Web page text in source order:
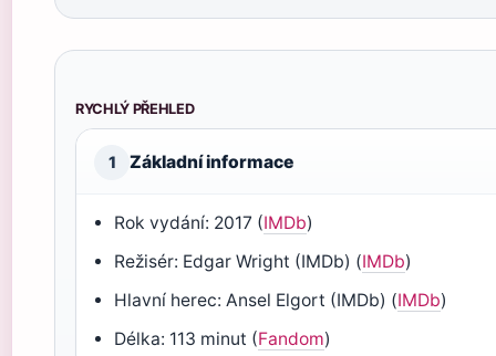
RYCHLÝ PŘEHLED
1 Základní informace
Rok vydání: 2017 (IMDb)
Režisér: Edgar Wright (IMDb) (IMDb)
Hlavní herec: Ansel Elgort (IMDb) (IMDb)
Délka: 113 minut (Fandom)